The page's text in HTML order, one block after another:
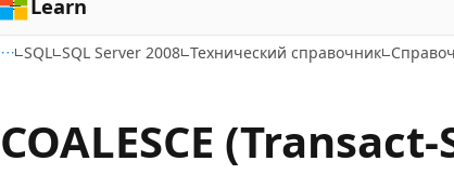
Learn
SQL SQL Server 2008 Технический справочник
COALESCE (Transact-